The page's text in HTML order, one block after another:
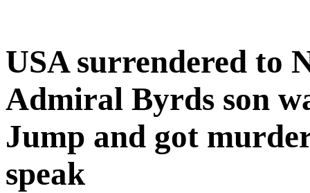
USA surrendered to
Admiral Byrds son
Jump and got
speak